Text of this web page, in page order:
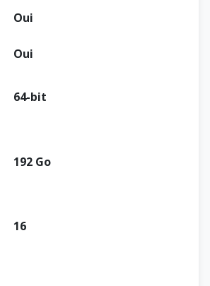
Oui
Oui
64-bit
192 Go
16